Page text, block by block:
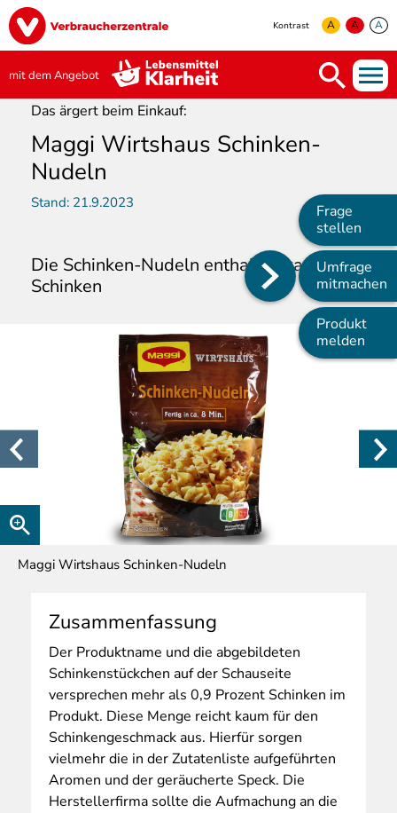
Direkt
zum
Inhalt
Image
Kontrast A A A
mit dem Angebot
Main
navigation
Frage
stellen
Umfrage
mitmachen
Produkt
melden
Das ärgert beim Einkauf:
Maggi Wirtshaus Schinken-
Nudeln
Stand: 21.9.2023
Die Schinken-Nudeln enthalten kaum
Schinken
Maggi Wirtshaus Schinken-Nudeln
Zusammenfassung
Der Produktname und die abgebildeten
Schinkenstückchen auf der Schauseite
versprechen mehr als 0,9 Prozent Schinken im
Produkt. Diese Menge reicht kaum für den
Schinkengeschmack aus. Hierfür sorgen
vielmehr die in der Zutatenliste aufgeführten
Aromen und der geräucherte Speck. Die
Herstellerfirma sollte die Aufmachung an die